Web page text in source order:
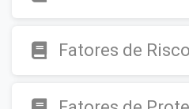
Fatores de